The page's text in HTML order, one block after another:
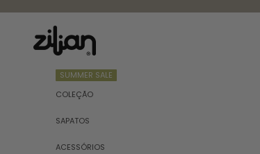
Zilian
SUMMER SALE
COLEÇÃO
SAPATOS
ACESSÓRIOS